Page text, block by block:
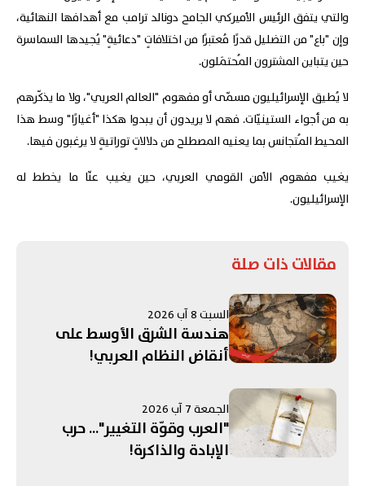
والتي يتفق الرئيس الأميركي الجامح دونالد ترامب مع أهدافها النهائية،
وإن "باع" من التضليل قدرًا مُعتبرًا من اختلافاتٍ "دعائيةٍ" يُجيدها السماسرة
حين يتباين المشترون المُحتمَلون.
لا يُطيق الإسرائيليون مسمّى أو مفهوم "العالم العربي"، ولا ما يذكّرهم
به من أجواء الستينيّات. فهم لا يريدون أن يبدوا هكذا "أغيارًا" وسط هذا
المحيط المُتجانس بما يعنيه المصطلح من دلالاتٍ توراتيةٍ لا يرغبون فيها.
يغيب مفهوم الأمن القومي العربي، حين يغيب عنّا ما يخطط له
الإسرائيليون.
مقالات ذات صلة
السبت 8 آب 2026
هندسة الشرق الأوسط على
أنقاض النظام العربي!
الجمعة 7 آب 2026
"العرب وقوّة التغيير"... حرب
الإبادة والذاكرة!